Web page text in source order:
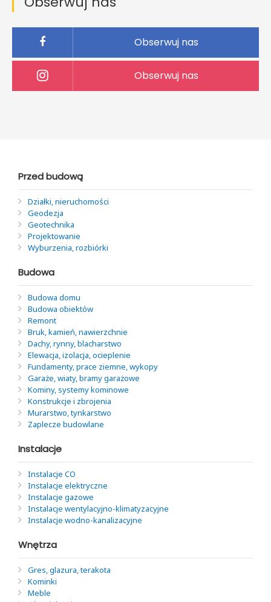
Obserwuj nas
Obserwuj nas
Przed budową
Działki, nieruchomości
Geodezja
Geotechnika
Projektowanie
Wyburzenia, rozbiórki
Budowa
Budowa domu
Budowa obiektów
Remont
Bruk, kamień, nawierzchnie
Dachy, rynny, blacharstwo
Elewacja, izolacja, ocieplenie
Fundamenty, prace ziemne, wykopy
Garaże, wiaty, bramy garażowe
Kominy, systemy kominowe
Konstrukcje i zbrojenia
Murarstwo, tynkarstwo
Zaplecze budowlane
Instalacje
Instalacje CO
Instalacje elektryczne
Instalacje gazowe
Instalacje wentylacyjno-klimatyzacyjne
Instalacje wodno-kanalizacyjne
Wnętrza
Gres, glazura, terakota
Kominki
Meble